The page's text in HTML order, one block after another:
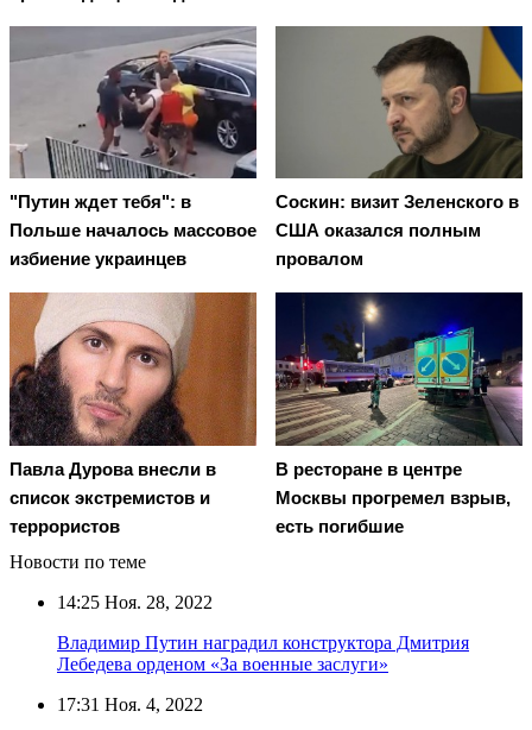
"Путин ждет тебя": в
Польше началось массовое
избиение украинцев
Соскин: визит Зеленского в
США оказался полным
провалом
Павла Дурова внесли в
список экстремистов и
террористов
В ресторане в центре
Москвы прогремел взрыв,
есть погибшие
Новости по теме
14:25 Ноя. 28, 2022
Владимир Путин наградил конструктора Дмитрия
Лебедева орденом «За военные заслуги»
17:31 Ноя. 4, 2022